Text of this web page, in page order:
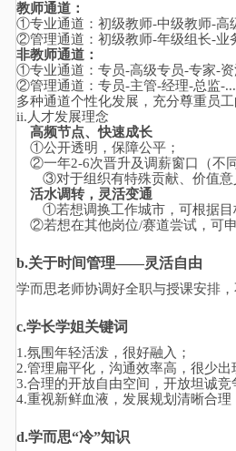
教师通道：
①专业通道：初级教师-中级教师-高
②管理通道：初级教师-年级组长-业
非教师通道：
①专业通道：专员-高级专员-专家-资
②管理通道：专员-主管-经理-总监-
多种通道个性化发展，充分尊重员
ii. 人才发展理念
高频节点、快速成长
①公开透明，保障公平；
②一年2-6次晋升及调薪窗口（不
③对于组织有特殊贡献、价值意
活水调转，灵活变通
①若想调换工作城市，可根据目
②若想在其他岗位/赛道尝试，可
b.关于时间管理——灵活自由
学而思老师协调好全职与授课安排
c.学长学姐关键词
1.氛围年轻活泼，很好融入；
2.管理扁平化，沟通效率高，很少出
3.合理的开放自由空间，开放坦诚竞
4.重视新鲜血液，发展规划清晰合
d.学而思“冷”知识